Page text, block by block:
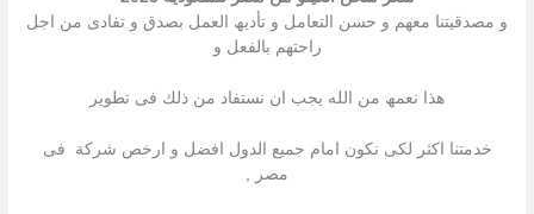
و مصدقیتنا معھم و حسن التعامل و تأدیھ العمل بصدق و تفادى من اجل
راحتھم بالفعل و
ھذا نعمھ من الله یجب ان نستفاد من ذلك فى تطویر
خدمتنا اكثر لكى نكون امام جمیع الدول افضل و ارخص شركة فى
مصر ,